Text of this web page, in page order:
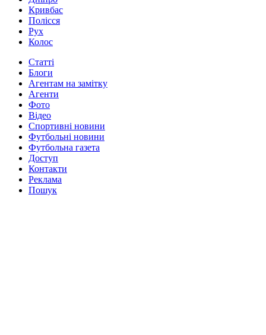
Кривбас
Полісся
Рух
Колос
Статті
Блоги
Агентам на замітку
Агенти
Фото
Відео
Спортивні новини
Футбольні новини
Футбольна газета
Доступ
Контакти
Реклама
Пошук